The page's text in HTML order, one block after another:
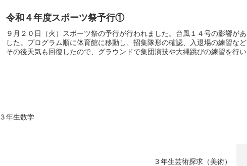
令和４年度スポーツ祭予行①
９月２０日（火）スポーツ祭の予行が行われました。台風１４号の影響が
した。プログラム順に体育館に移動し、招集隊形の確認、入退場の練習など
その後天気も回復したので、グラウンドで集団演技や大縄跳びの練習を行い
３年生数学
３年生芸術探求（美術）